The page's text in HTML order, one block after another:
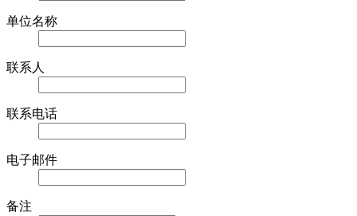
单位名称
联系人
联系电话
电子邮件
备注